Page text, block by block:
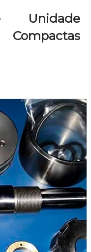
Unidade